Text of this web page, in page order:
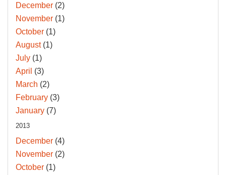
December (2)
November (1)
October (1)
August(1)
July (1)
April (3)
March (2)
February (3)
January (7)
2013
December (4)
November (2)
October (1)